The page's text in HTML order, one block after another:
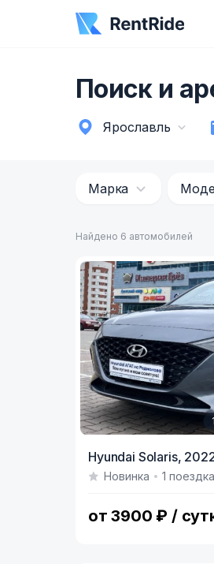
Поиск и
Ярославль
Марка
Найдено 6 автомобилей
of
Hyundai Solaris,
Новинка
1 поездка
от 3900 ₽ /